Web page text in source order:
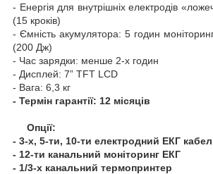
- Енергія для внутрішніх електродів
(15 кроків)
- Ємність акумулятора: 5 годин
(200 Дж)
- Час зарядки: менше 2-х годин
- Дисплей: 7” TFT LCD
- Вага: 6,3 кг
- Термін гарантії: 12 місяців
Опції:
- 3-х, 5-ти, 10-ти електродний ЕКГ
- 12-ти канальний моніторинг ЕКГ
- 1/3-х канальний термопринтер